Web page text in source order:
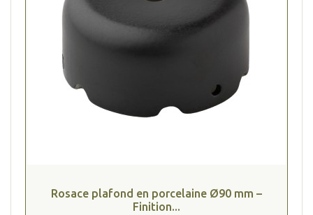
Rosace plafond en porcelaine Ø90 mm –
Finition...